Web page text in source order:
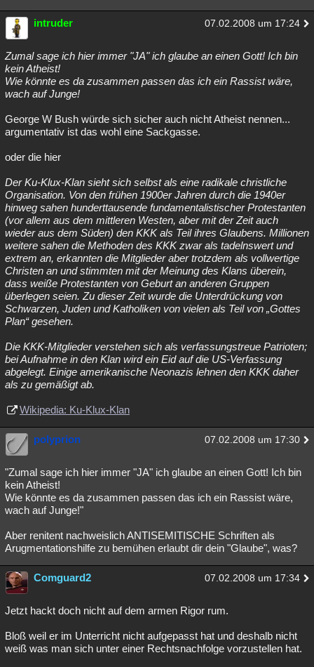
intruder 07.02.2008 um 17:24
Zumal sage ich hier immer "JA" ich glaube an einen Gott! Ich bin
kein Atheist!
Wie könnte es da zusammen passen das ich ein Rassist wäre,
wach auf Junge!
George W Bush würde sich sicher auch nicht Atheist nennen...
argumentativ ist das wohl eine Sackgasse.
oder die hier
Der Ku-Klux-Klan sieht sich selbst als eine radikale christliche
Organisation. Von den frühen 1900er Jahren durch die 1940er
hinweg sahen hunderttausende fundamentalistischer Protestanten
(vor allem aus dem mittleren Westen, aber mit der Zeit auch
wieder aus dem Süden) den KKK als Teil ihres Glaubens. Millionen
weitere sahen die Methoden des KKK zwar als tadelnswert und
extrem an, erkannten die Mitglieder aber trotzdem als vollwertige
Christen an und stimmten mit der Meinung des Klans überein,
dass weiße Protestanten von Geburt an anderen Gruppen
überlegen seien. Zu dieser Zeit wurde die Unterdrückung von
Schwarzen, Juden und Katholiken von vielen als Teil von „Gottes
Plan“ gesehen.
Die KKK-Mitglieder verstehen sich als verfassungstreue Patrioten;
bei Aufnahme in den Klan wird ein Eid auf die US-Verfassung
abgelegt. Einige amerikanische Neonazis lehnen den KKK daher
als zu gemäßigt ab.
Wikipedia: Ku-Klux-Klan
polyprion 07.02.2008 um 17:30
"Zumal sage ich hier immer "JA" ich glaube an einen Gott! Ich bin
kein Atheist!
Wie könnte es da zusammen passen das ich ein Rassist wäre,
wach auf Junge!"
Aber renitent nachweislich ANTISEMITISCHE Schriften als
Arugmentationshilfe zu bemühen erlaubt dir dein "Glaube", was?
Comguard2 07.02.2008 um 17:34
Jetzt hackt doch nicht auf dem armen Rigor rum.
Bloß weil er im Unterricht nicht aufgepasst hat und deshalb nicht
weiß was man sich unter einer Rechtsnachfolge vorzustellen hat.